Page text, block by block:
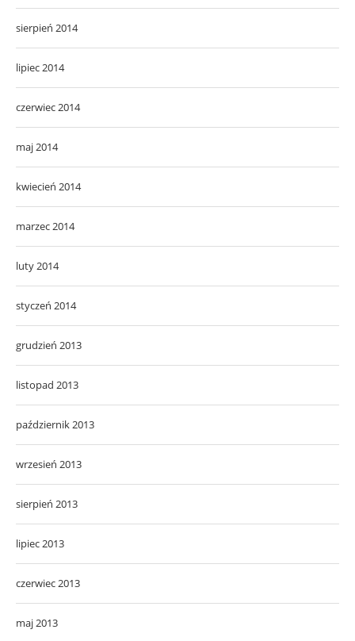
sierpień 2014
lipiec 2014
czerwiec 2014
maj 2014
kwiecień 2014
marzec 2014
luty 2014
styczeń 2014
grudzień 2013
listopad 2013
październik 2013
wrzesień 2013
sierpień 2013
lipiec 2013
czerwiec 2013
maj 2013